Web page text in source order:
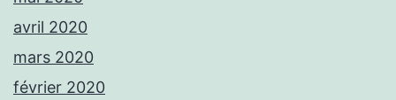
avril 2020
mars 2020
février 2020